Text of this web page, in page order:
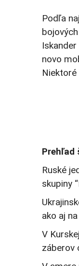
Podľa
novo
Niektoré
Prehľad
Ruské
skupiny
ako aj
V
záberov